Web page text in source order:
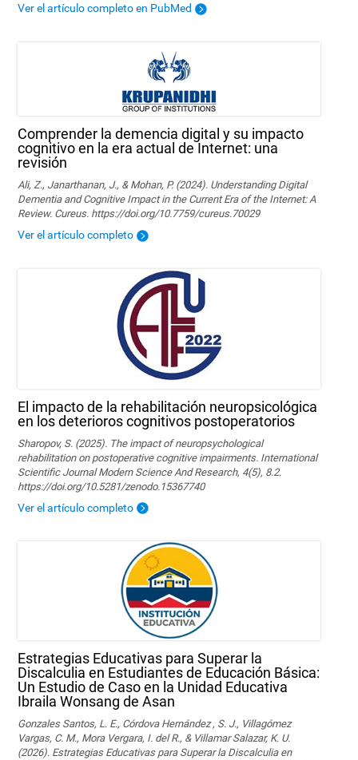
Ver el artículo completo en PubMed
Comprender la demencia digital y su impacto
cognitivo en la era actual de Internet: una
revisión
Ali, Z., Janarthanan, J., & Mohan, P. (2024). Understanding Digital
Dementia and Cognitive Impact in the Current Era of the Internet: A
Review. Cureus. https://doi.org/10.7759/cureus.70029
Ver el artículo completo
El impacto de la rehabilitación neuropsicológica
en los deterioros cognitivos postoperatorios
Sharopov, S. (2025). The impact of neuropsychological
rehabilitation on postoperative cognitive impairments. International
Scientific Journal Modern Science And Research, 4(5), 8.2.
https://doi.org/10.5281/zenodo.15367740
Ver el artículo completo
Estrategias Educativas para Superar la
Discalculia en Estudiantes de Educación Básica:
Un Estudio de Caso en la Unidad Educativa
Ibraila Wonsang de Asan
Gonzales Santos, L. E., Córdova Hernández , S. J., Villagómez
Vargas, C. M., Mora Vergara, I. del R., & Villamar Salazar, K. U.
(2026). Estrategias Educativas para Superar la Discalculia en